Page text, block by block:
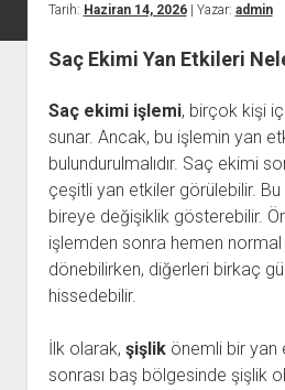
Reels Yorum Yükseltme
Ücretsiz Şifresiz Tiktok
Tarih: Haziran 14, 2026| Yazar: admin
Saç Ekimi Yan Etkileri
Saç ekimi işlemi, birçok kişi
sunar. Ancak, bu işlemin yan
bulundurulmalıdır. Saç ekimi
çeşitli yan etkiler görülebilir.
bireye değişiklik gösterebilir.
işlemden sonra hemen normal
dönebilirken, diğerleri birkaç
hissedebilir.
İlk olarak, şişlikönemli bir yan
sonrası baş bölgesinde şişlik